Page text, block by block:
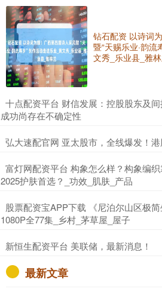
钻石配资 以诗词
暨“天赐乐业·韵
文秀_乐业县_雅
十点配资平台 财信发展：控股股东及
成功尚存在不确定性
弘大速配官网 亚太股市，全线爆发！港
富灯网配资平台 构象怎么样？构象编
2025护肤首选？_功效_肌肤_产品
股票配资宝APP下载 《尼泊尔山区极
1080P全77集_乡村_茅草屋_屋子
​新恒生配资平台 美联储，最新消息！
最新文章